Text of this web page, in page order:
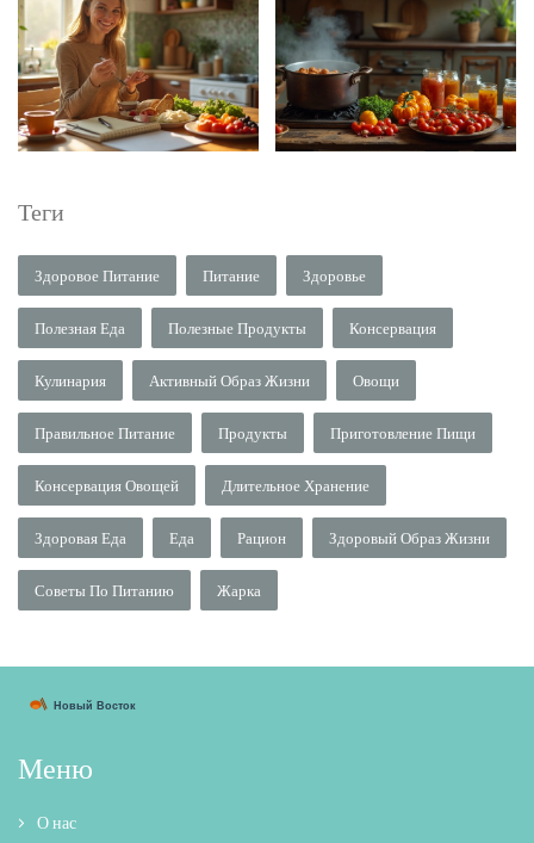
Теги
Здоровое Питание Питание Здоровье
Полезная Еда Полезные Продукты Консервация
Кулинария Активный Образ Жизни Овощи
Правильное Питание Продукты Приготовление Пищи
Консервация Овощей Длительное Хранение
Здоровая Еда Еда Рацион Здоровый Образ Жизни
Советы По Питанию Жарка
Меню
О нас